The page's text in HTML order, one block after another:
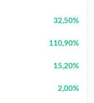
32,50%
110,90%
15,20%
2,00%